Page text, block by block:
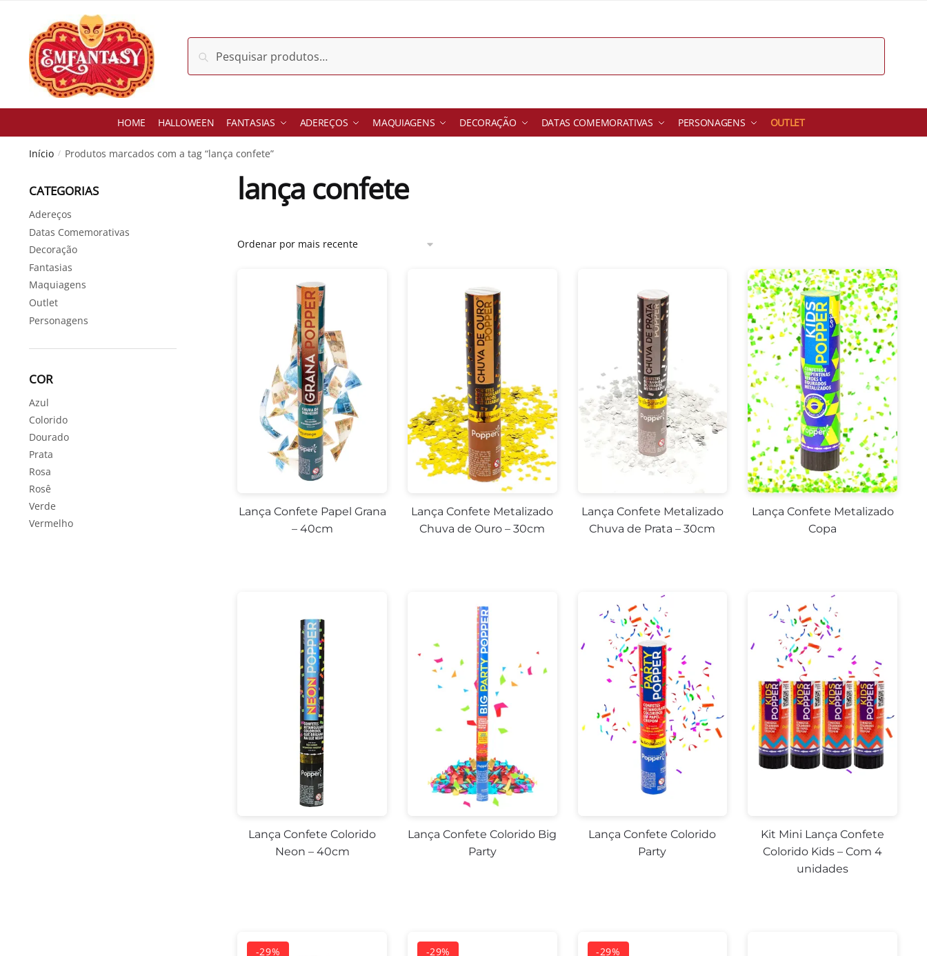
navigation
content
Pesquisar
por:
Pesquisar
HOME HALLOWEEN FANTASIAS ADEREÇOS MAQUIAGENS DECORAÇÃO DATAS COMEMORATIVAS PERSONAGENS OUTLET
Início / Produtos marcados com a tag “lança confete”
lança confete
Lança Confete Papel Grana
– 40cm
Lança Confete Metalizado
Chuva de Ouro – 30cm
Lança Confete Metalizado
Chuva de Prata – 30cm
Lança Confete Metalizado
Copa
Lança Confete Colorido
Neon – 40cm
Lança Confete Colorido Big
Party
Lança Confete Colorido
Party
Kit Mini Lança Confete
Colorido Kids – Com 4
unidades
-29%
CATEGORIAS
Adereços
Datas Comemorativas
Decoração
Fantasias
Maquiagens
Outlet
Personagens
COR
Azul
Colorido
Dourado
Prata
Rosa
Rosê
Verde
Vermelho